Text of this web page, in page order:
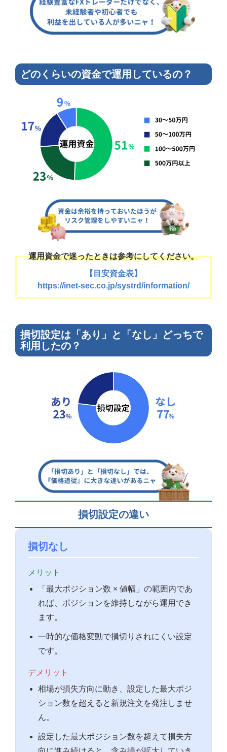
どのくらいの資金で運用しているの？
運用資金で迷ったときは参考にしてください。
【目安資金表】
https://inet-sec.co.jp/systrd/information/
損切設定は「あり」と「なし」どっちで
利用したの？
損切設定の違い
損切なし
メリット
「最大ポジション数 × 値幅」の範囲内であ
れば、ポジションを維持しながら運用でき
ます。
一時的な価格変動で損切りされにくい設定
です。
デメリット
相場が損失方向に動き、設定した最大ポジ
ション数を超えると新規注文を発注しませ
ん。
設定した最大ポジション数を超えて損失方